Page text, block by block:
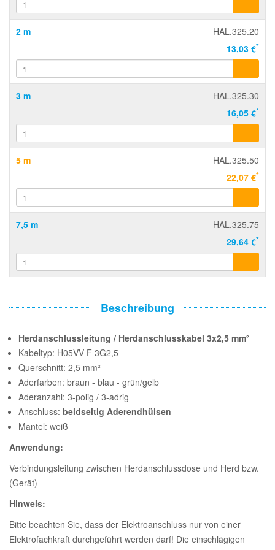
2 m
HAL.325.20
13,03 €*
3 m
HAL.325.30
16,05 €*
5 m
HAL.325.50
22,07 €*
7,5 m
HAL.325.75
29,64 €*
Beschreibung
Herdanschlussleitung / Herdanschlusskabel 3x2,5 mm²
Kabeltyp: H05VV-F 3G2,5
Querschnitt: 2,5 mm²
Aderfarben: braun - blau - grün/gelb
Aderanzahl: 3-polig / 3-adrig
Anschluss: beidseitig Aderendhülsen
Mantel: weiß
Anwendung:
Verbindungsleitung zwischen Herdanschlussdose und Herd bzw.
(Gerät)
Hinweis:
Bitte beachten Sie, dass der Elektroanschluss nur von einer
Elektrofachkraft durchgeführt werden darf! Die einschlägigen